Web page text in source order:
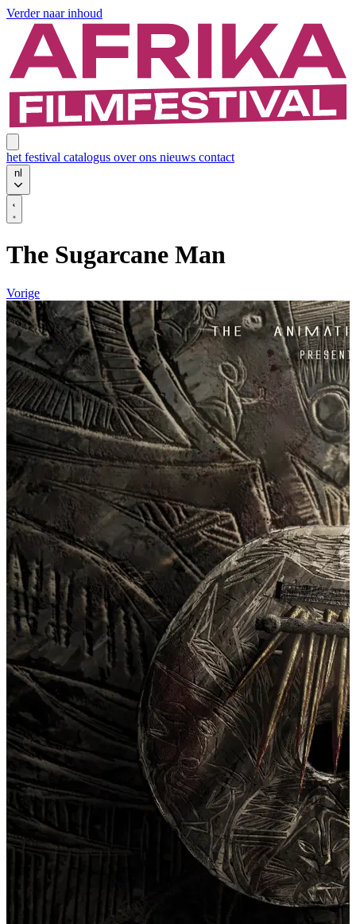
Verder naar inhoud
het festival catalogus over ons nieuws contact
nl
The Sugarcane Man
Vorige